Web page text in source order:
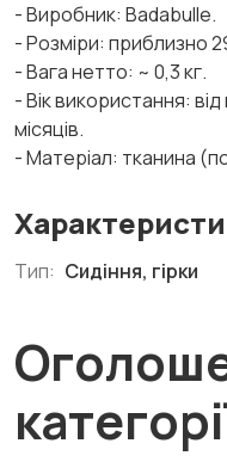
- Виробник: Badabulle.
- Розміри: приблизно
- Вага нетто: ~ 0,3 кг.
- Вік використання:
місяців.
- Матеріал: тканина
Тип: Сидіння, гірки